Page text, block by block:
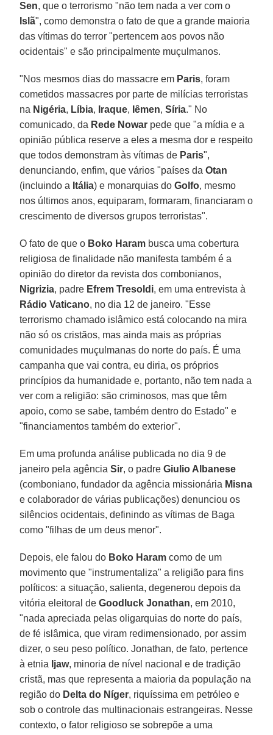
Sen, que o terrorismo "não tem nada a ver com o
Islã", como demonstra o fato de que a grande maioria
das vítimas do terror "pertencem aos povos não
ocidentais" e são principalmente muçulmanos.
"Nos mesmos dias do massacre em Paris, foram
cometidos massacres por parte de milícias terroristas
na Nigéria, Líbia, Iraque, Iêmen,Síria." No
comunicado, da Rede Nowar pede que "a mídia e a
opinião pública reserve a eles a mesma dor e respeito
que todos demonstram às vítimas de Paris",
denunciando, enfim, que vários "países daOtan
(incluindo a Itália) e monarquias doGolfo, mesmo
nos últimos anos, equiparam, formaram, financiaram o
crescimento de diversos grupos terroristas".
O fato de que o Boko Haram busca uma cobertura
religiosa de finalidade não manifesta também é a
opinião do diretor da revista dos combonianos,
Nigrizia, padre Efrem Tresoldi, em uma entrevista à
Rádio Vaticano, no dia 12 de janeiro. "Esse
terrorismo chamado islâmico está colocando na mira
não só os cristãos, mas ainda mais as próprias
comunidades muçulmanas do norte do país. É uma
campanha que vai contra, eu diria, os próprios
princípios da humanidade e, portanto, não tem nada a
ver com a religião: são criminosos, mas que têm
apoio, como se sabe, também dentro do Estado" e
"financiamentos também do exterior".
Em uma profunda análise publicada no dia 9 de
janeiro pela agênciaSir, o padreGiulio Albanese
(comboniano, fundador da agência missionária Misna
e colaborador de várias publicações) denunciou os
silêncios ocidentais, definindo as vítimas de Baga
como "filhas de um deus menor".
Depois, ele falou do Boko Haram como de um
movimento que "instrumentaliza" a religião para fins
políticos: a situação, salienta, degenerou depois da
vitória eleitoral deGoodluck Jonathan, em 2010,
"nada apreciada pelas oligarquias do norte do país,
de fé islâmica, que viram redimensionado, por assim
dizer, o seu peso político. Jonathan, de fato, pertence
à etnia Ijaw, minoria de nível nacional e de tradição
cristã, mas que representa a maioria da população na
região do Delta do Níger, riquíssima em petróleo e
sob o controle das multinacionais estrangeiras. Nesse
contexto, o fator religioso se sobrepõe a uma